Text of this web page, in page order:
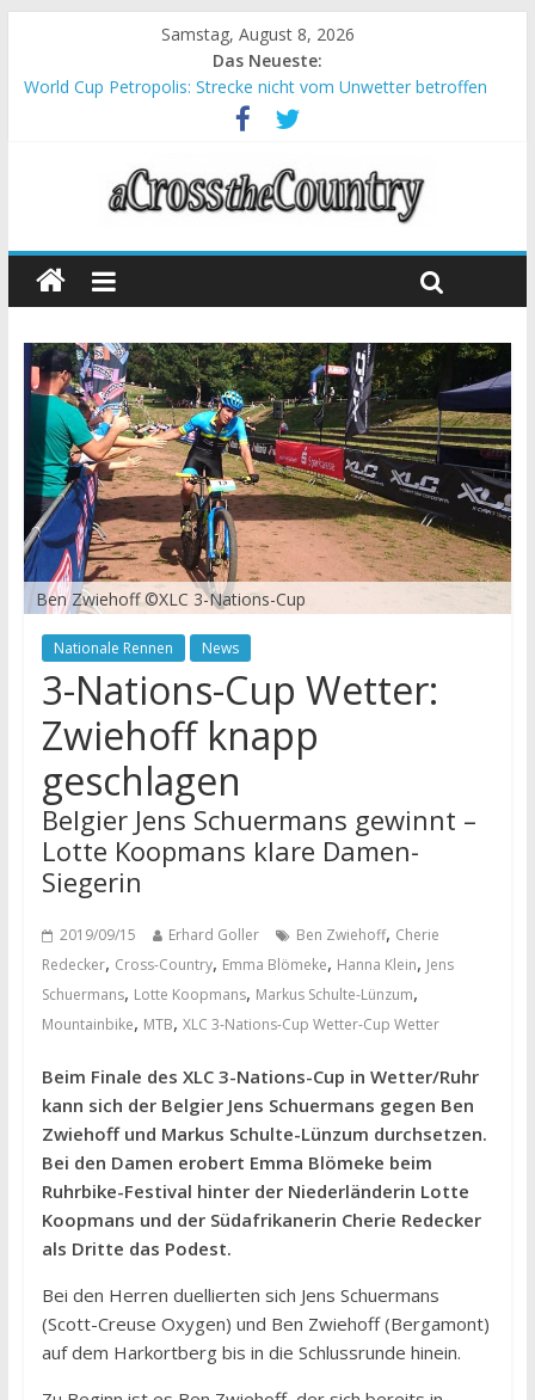
Samstag, August 8, 2026
Das Neueste:
World Cup Petropolis: Strecke nicht vom Unwetter betroffen
Krumbach und Obergessertshausen: Mountainbike-Bundesliga
Supercup Massi Banyoles: Siege für Carod und Richards
Halbzeit beim Andalucia Bike Race: Weltmeister Seewald führt
Chelva: Schweizer Doppelsieg beim ersten XCO-Rennen der
Ben Zwiehoff ©XLC 3-Nations-Cup
Nationale Rennen News
3-Nations-Cup Wetter:
Zwiehoff knapp
geschlagen
Belgier Jens Schuermans gewinnt –
Lotte Koopmans klare Damen-
Siegerin
2019/09/15 Erhard Goller Ben Zwiehoff, Cherie
Redecker, Cross-Country, Emma Blömeke, Hanna Klein, Jens
Schuermans, Lotte Koopmans, Markus Schulte-Lünzum,
Mountainbike, MTB, XLC 3-Nations-Cup Wetter-Cup Wetter
Beim Finale des XLC 3-Nations-Cup in Wetter/Ruhr
kann sich der Belgier Jens Schuermans gegen Ben
Zwiehoff und Markus Schulte-Lünzum durchsetzen.
Bei den Damen erobert Emma Blömeke beim
Ruhrbike-Festival hinter der Niederländerin Lotte
Koopmans und der Südafrikanerin Cherie Redecker
als Dritte das Podest.
Bei den Herren duellierten sich Jens Schuermans
(Scott-Creuse Oxygen) und Ben Zwiehoff (Bergamont)
auf dem Harkortberg bis in die Schlussrunde hinein.